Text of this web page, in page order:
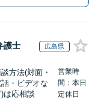
護士 広島県
方法(対面・
話・ビデオな
)は応相談
営業時
間：本日
定休日